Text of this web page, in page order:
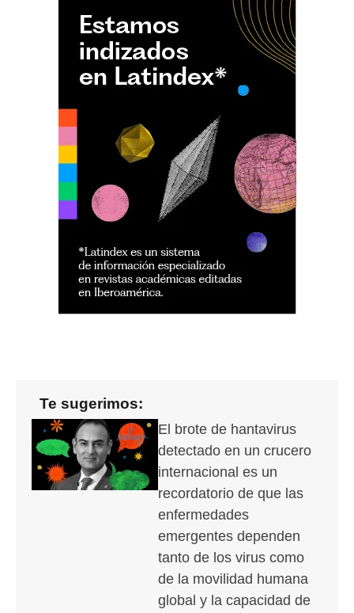
Te sugerimos:
El brote de hantavirus
detectado en un crucero
internacional es un
recordatorio de que las
enfermedades
emergentes dependen
tanto de los virus como
de la movilidad humana
global y la capacidad de